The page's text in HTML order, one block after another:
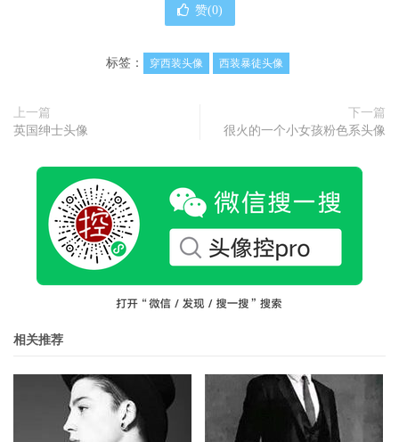
赞(0)
标签： 穿西装头像 西装暴徒头像
上一篇
英国绅士头像
下一篇
很火的一个小女孩粉色系头像
相关推荐